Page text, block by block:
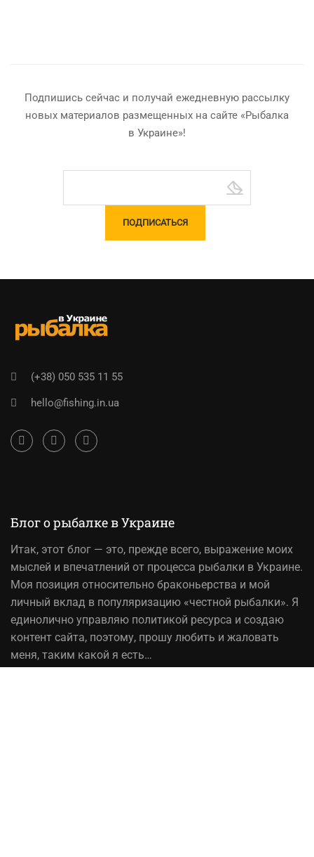
Подпишись сейчас и получай ежедневную рассылку
новых материалов размещенных на сайте «Рыбалка
в Украине»!
(+38) 050 535 11 55
hello@fishing.in.ua
Блог о рыбалке в Украине
Итак, этот блог — это, прежде всего, выражение моих
мыслей и впечатлений от процесса рыбалки в Украине.
Моя позиция относительно браконьерства и мой
личный вклад в популяризацию «честной рыбалки». Я
единолично управляю политикой ресурса и создаю
контент сайта, поэтому, прошу любить и жаловать
меня, таким какой я есть…